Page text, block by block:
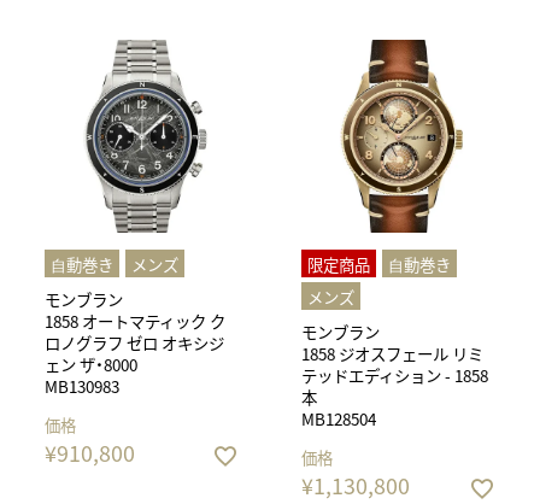
⾃動巻き
メンズ
モンブラン
1858 オートマティック ク
ロノグラフ ゼロ オキシジ
ェン ザ・8000
MB130983
価格
¥910,800
限定商品
⾃動巻き
メンズ
モンブラン
1858 ジオスフェール リミ
テッドエディション - 1858
本
MB128504
価格
¥1,130,800